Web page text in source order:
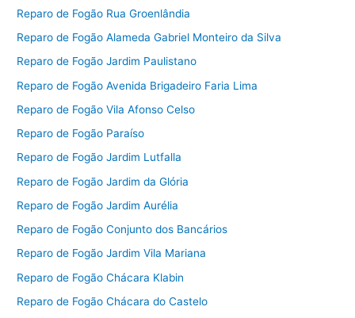
Reparo de Fogão Rua Groenlândia
Reparo de Fogão Alameda Gabriel Monteiro da Silva
Reparo de Fogão Jardim Paulistano
Reparo de Fogão Avenida Brigadeiro Faria Lima
Reparo de Fogão Vila Afonso Celso
Reparo de Fogão Paraíso
Reparo de Fogão Jardim Lutfalla
Reparo de Fogão Jardim da Glória
Reparo de Fogão Jardim Aurélia
Reparo de Fogão Conjunto dos Bancários
Reparo de Fogão Jardim Vila Mariana
Reparo de Fogão Chácara Klabin
Reparo de Fogão Chácara do Castelo